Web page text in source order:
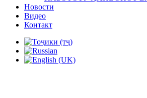
Новости
Видео
Контакт